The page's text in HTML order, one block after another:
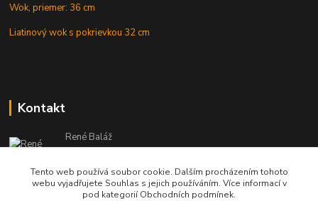
Wok, priemer: 36 cm
Liatinový wok s pokrievkou 32 cm
Kontakt
René Baláž
Eshop: +421 902 212 007
od 8:00 - do 16:00 hod
info@kotlikyshop.sk
Tento web používá soubor cookie. Dalším procházením tohoto
webu vyjadřujete Souhlas s jejich používáním. Více informací v
pod kategorií Obchodních podmínek.